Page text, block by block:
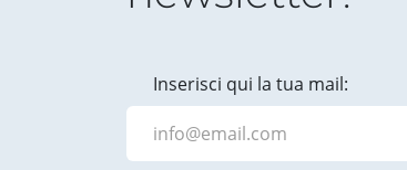
Inserisci qui la tua mail: